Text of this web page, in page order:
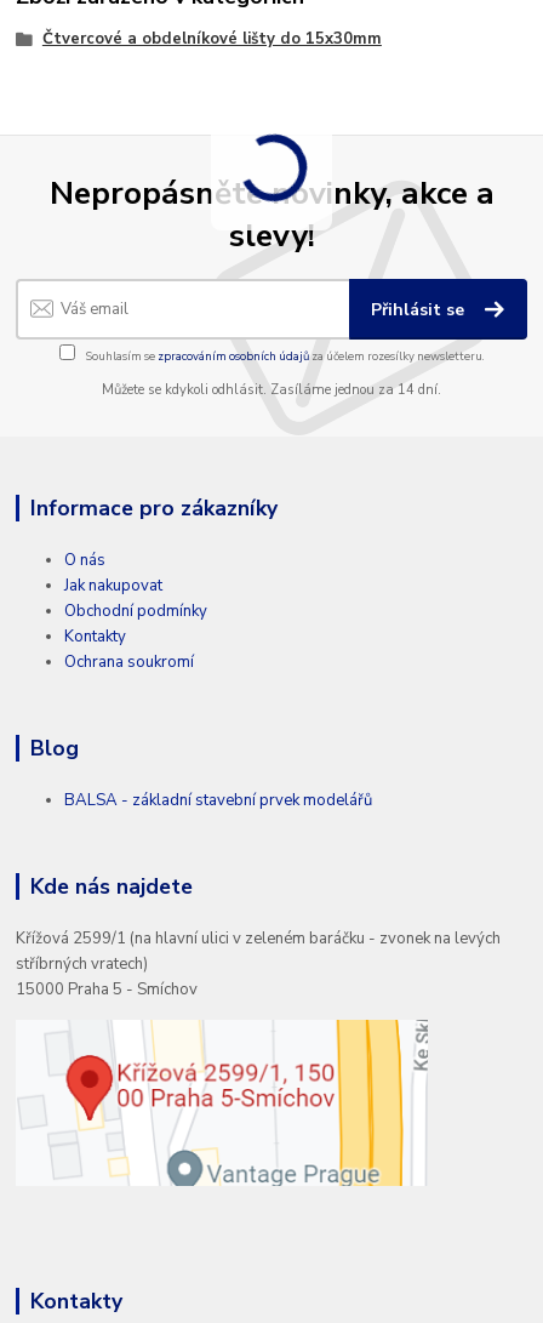
Čtvercové a obdelníkové lišty do 15x30mm
Nepropásněte novinky, akce a
slevy!
Přihlásit se
Souhlasím se zpracováním osobních údajůza účelem rozesílky newsletteru.
Můžete se kdykoli odhlásit. Zasíláme jednou za 14 dní.
Informace pro zákazníky
O nás
Jak nakupovat
Obchodní podmínky
Kontakty
Ochrana soukromí
Blog
BALSA - základní stavební prvek modelářů
Kde nás najdete
Křížová 2599/1 (na hlavní ulici v zeleném baráčku - zvonek na levých
stříbrných vratech)
15000 Praha 5 - Smíchov
Kontakty